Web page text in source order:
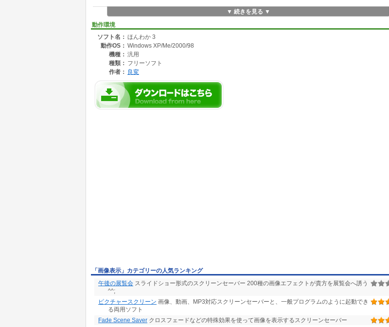
▼ 続きを見る ▼
動作環境
ソフト名： ほんわか 3
動作OS： Windows XP/Me/2000/98
機種： 汎用
種類： フリーソフト
作者：
良変
「画像表示」カテゴリーの人気ランキング
午後の展覧会 スライドショー形式のスクリーンセーバー 200種の画像エフェクトが貴方を展覧会へ誘う
^^;
ピクチャースクリーン 画像、動画、MP3対応スクリーンセーバーと、一般プログラムのように起動でき
る両用ソフト
Fade Scene Saver クロスフェードなどの特殊効果を使って画像を表示するスクリーンセーバー